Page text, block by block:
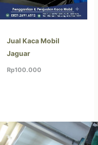
Jual Kaca Mobil
Jaguar
Rp100.000